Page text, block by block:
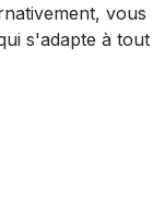
s'adapte à tout